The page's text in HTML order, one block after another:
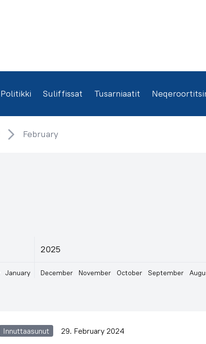
Politikki Suliffissat Tusarniaatit
February
January
2025
December November October September
Innuttaasunut 29. February 2024